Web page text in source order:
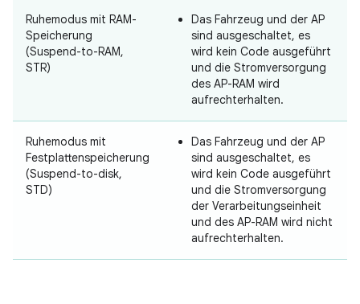
Ruhemodus mit RAM-
Speicherung
(Suspend-to-RAM,
STR)
Das Fahrzeug und der AP
sind ausgeschaltet, es
wird kein Code ausgeführt
und die Stromversorgung
des AP-RAM wird
aufrechterhalten.
Ruhemodus mit
Festplattenspeicherung
(Suspend-to-disk,
STD)
Das Fahrzeug und der AP
sind ausgeschaltet, es
wird kein Code ausgeführt
und die Stromversorgung
der Verarbeitungseinheit
und des AP-RAM wird nicht
aufrechterhalten.